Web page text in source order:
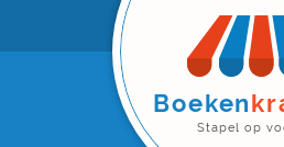
Boeken
Stapel op